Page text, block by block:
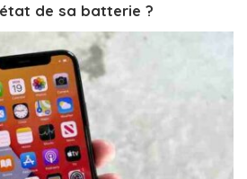
de sa batterie ?